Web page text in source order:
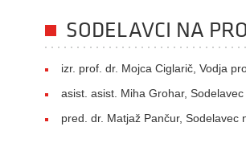
SODELAVCI NA
izr. prof. dr. Mojca Ciglarič, Vodja
asist. asist. Miha Grohar,
pred. dr. Matjaž Pančur, Sodelavec